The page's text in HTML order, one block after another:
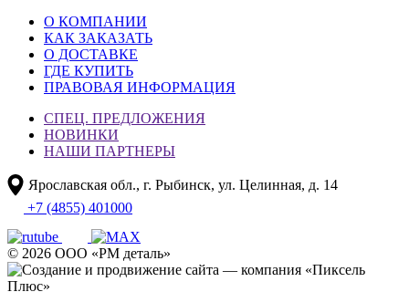
О КОМПАНИИ
КАК ЗАКАЗАТЬ
О ДОСТАВКЕ
ГДЕ КУПИТЬ
ПРАВОВАЯ ИНФОРМАЦИЯ
СПЕЦ. ПРЕДЛОЖЕНИЯ
НОВИНКИ
НАШИ ПАРТНЕРЫ
Ярославская обл., г. Рыбинск, ул. Целинная, д. 14
+7 (4855) 401000
© 2026 ООО «РМ деталь»